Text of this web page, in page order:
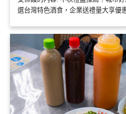
選台灣特色酒食，企業送禮量大享優